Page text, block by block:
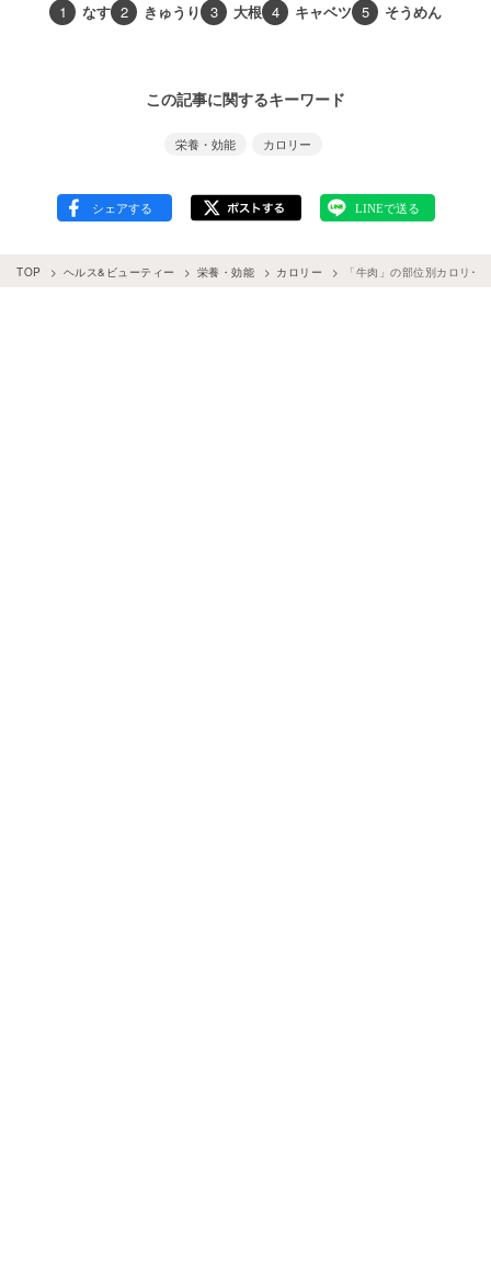
1 なす 2 きゅうり 3 大根 4 キャベツ 5 そうめん
この記事に関するキーワード
栄養・効能 カロリー
TOP ヘルス&ビューティー 栄養・効能 カロリー 「牛肉」の部位別カロリ